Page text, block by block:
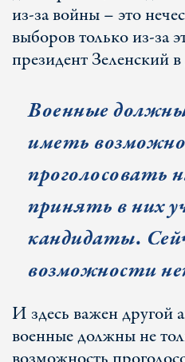
из-за войны – это
выборов только из-за
президент Зеленский
Военные
иметь
проголосовать
принять в них
кандидаты.
возможности
И здесь важен другой
военные должны не